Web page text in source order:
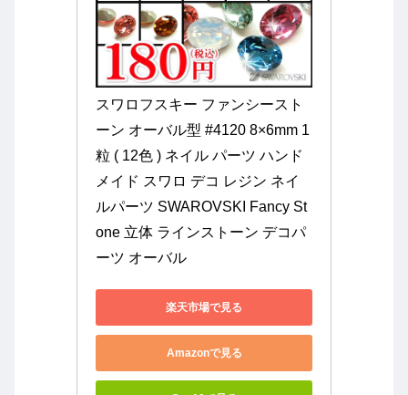
スワロフスキー ファンシースト
ーン オーバル型 #4120 8×6mm 1
粒 ( 12色 ) ネイル パーツ ハンド
メイド スワロ デコ レジン ネイ
ルパーツ SWAROVSKI Fancy St
one 立体 ラインストーン デコパ
ーツ オーバル
楽天市場で見る
Amazonで見る